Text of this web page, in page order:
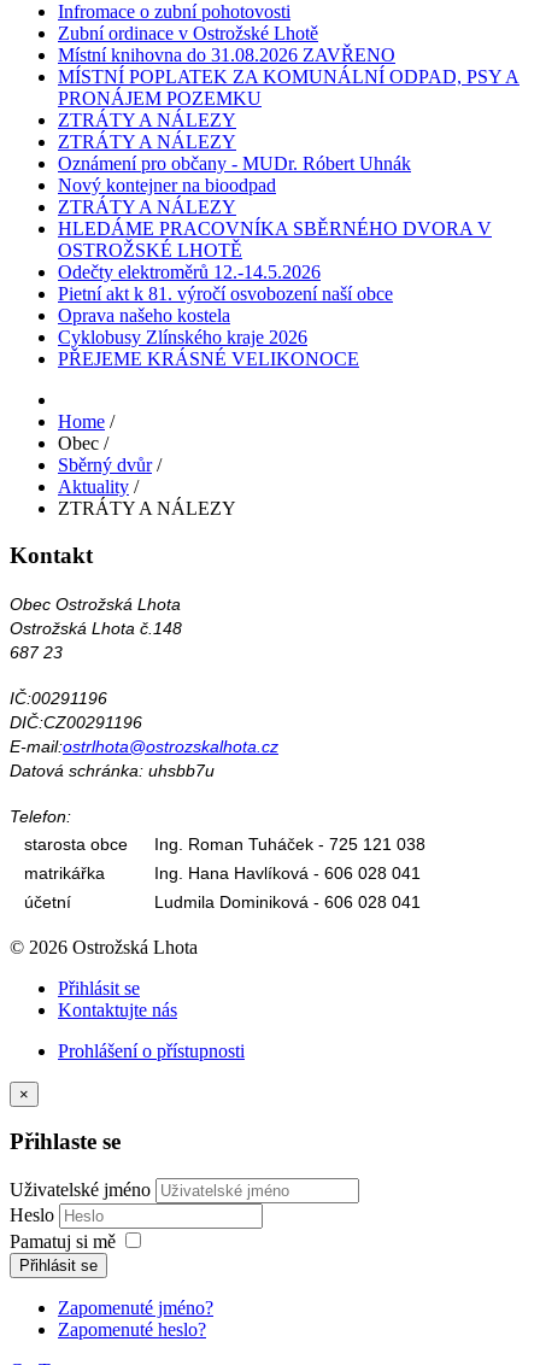
Infromace o zubní pohotovosti
Zubní ordinace v Ostrožské Lhotě
Místní knihovna do 31.08.2026 ZAVŘENO
MÍSTNÍ POPLATEK ZA KOMUNÁLNÍ ODPAD, PSY A
PRONÁJEM POZEMKU
ZTRÁTY A NÁLEZY
ZTRÁTY A NÁLEZY
Oznámení pro občany - MUDr. Róbert Uhnák
Nový kontejner na bioodpad
ZTRÁTY A NÁLEZY
HLEDÁME PRACOVNÍKA SBĚRNÉHO DVORA V
OSTROŽSKÉ LHOTĚ
Odečty elektroměrů 12.-14.5.2026
Pietní akt k 81. výročí osvobození naší obce
Oprava našeho kostela
Cyklobusy Zlínského kraje 2026
PŘEJEME KRÁSNÉ VELIKONOCE
Home /
Obec /
Sběrný dvůr /
Aktuality /
ZTRÁTY A NÁLEZY
Kontakt
Obec Ostrožská Lhota
Ostrožská Lhota č.148
687 23
IČ:00291196
DIČ:CZ00291196
E-mail:ostrlhota@ostrozskalhota.cz
Datová schránka: uhsbb7u
Telefon:
starosta obce
Ing. Roman Tuháček - 725 121 038
matrikářka
Ing. Hana Havlíková - 606 028 041
účetní
Ludmila Dominiková - 606 028 041
© 2026 Ostrožská Lhota
Přihlásit se
Kontaktujte nás
Prohlášení o přístupnosti
×
Přihlaste se
Uživatelské jméno
Heslo
Pamatuj si mě
Přihlásit se
Zapomenuté jméno?
Zapomenuté heslo?